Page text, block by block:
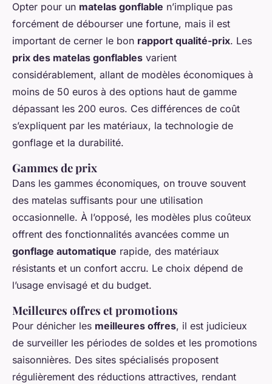
Opter pour un matelas gonflable n’implique pas
forcément de débourser une fortune, mais il est
important de cerner le bon rapport qualité-prix. Les
prix des matelas gonflables varient
considérablement, allant de modèles économiques à
moins de 50 euros à des options haut de gamme
dépassant les 200 euros. Ces différences de coût
s’expliquent par les matériaux, la technologie de
gonflage et la durabilité.
Gammes de prix
Dans les gammes économiques, on trouve souvent
des matelas suffisants pour une utilisation
occasionnelle. À l’opposé, les modèles plus coûteux
offrent des fonctionnalités avancées comme un
gonflage automatique rapide, des matériaux
résistants et un confort accru. Le choix dépend de
l’usage envisagé et du budget.
Meilleures offres et promotions
Pour dénicher les meilleures offres, il est judicieux
de surveiller les périodes de soldes et les promotions
saisonnières. Des sites spécialisés proposent
régulièrement des réductions attractives, rendant